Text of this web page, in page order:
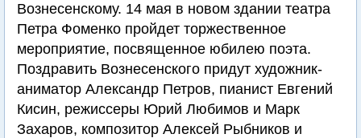
Вознесенскому. 14 мая в новом здании театра
Петра Фоменко пройдет торжественное
мероприятие, посвященное юбилею поэта.
Поздравить Вознесенского придут художник-
аниматор Александр Петров, пианист Евгений
Кисин, режиссеры Юрий Любимов и Марк
Захаров, композитор Алексей Рыбников и